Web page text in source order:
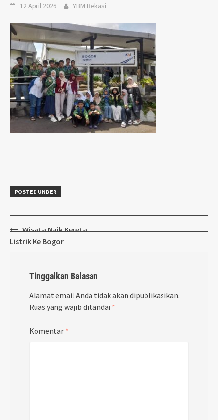
12 April 2026 YBM Bekasi
POSTED UNDER
Post
navigation
Wisata Naik Kereta
Listrik Ke Bogor
Tinggalkan Balasan
Alamat email Anda tidak akan dipublikasikan.
Ruas yang wajib ditandai *
Komentar *